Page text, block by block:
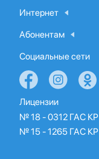
Интернет
Абонентам
Социальные сети
Лицензии
№ 18 - 0312 ГАС КР
№ 15 - 1265 ГАС КР